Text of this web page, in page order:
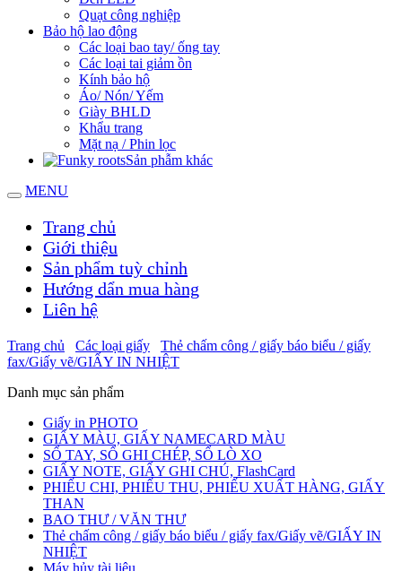
Quạt công nghiệp
Bảo hộ lao động
Các loại bao tay/ ống tay
Các loại tai giảm ồn
Kính bảo hộ
Áo/ Nón/ Yếm
Giày BHLD
Khẩu trang
Mặt nạ / Phin lọc
Sản phẫm khác
MENU
Trang chủ
Giới thiệu
Sản phẩm tuỳ chỉnh
Hướng dẩn mua hàng
Liên hệ
Trang chủ Các loại giấy
Thẻ chấm công / giấy báo biểu / giấy
fax/Giấy vẽ/GIẤY IN NHIỆT
Danh mục sản phẩm
Giấy in PHOTO
GIẤY MÀU, GIẤY NAMECARD MÀU
SỔ TAY, SỔ GHI CHÉP, SỔ LÒ XO
GIẤY NOTE, GIẤY GHI CHÚ, FlashCard
PHIẾU CHI, PHIẾU THU, PHIẾU XUẤT HÀNG, GIẤY
THAN
BAO THƯ / VĂN THƯ
Thẻ chấm công / giấy báo biểu / giấy fax/Giấy vẽ/GIẤY IN
NHIỆT
Máy hủy tài liệu